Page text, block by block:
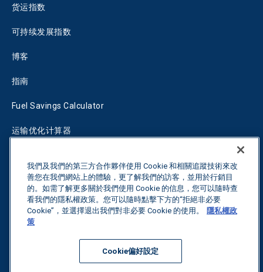
货运指数
可持续发展指数
博客
指南
Fuel Savings Calculator
运输优化计算器
联系我们
我們及我們的第三方合作夥伴使用 Cookie 和相關追蹤技術來改
善您在我們網站上的體驗，更了解我們的訪客，並用於行銷目
的。如需了解更多關於我們使用 Cookie 的信息，您可以隨時查
看我們的隱私權政策。您可以隨時點擊下方的“拒絕非必要
Cookie”，並選擇退出我們對非必要 Cookie 的使用。
隱私權政
策
Cookie偏好設定